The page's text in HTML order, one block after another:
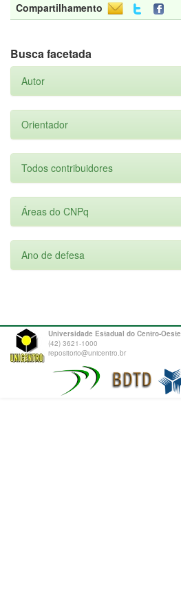
Compartilhamento
Busca facetada
Autor
Orientador
Todos contribuidores
Áreas do CNPq
Ano de defesa
Universidade Estadual do Centro-Oeste
(42) 3621-1000
repositorio@unicentro.br